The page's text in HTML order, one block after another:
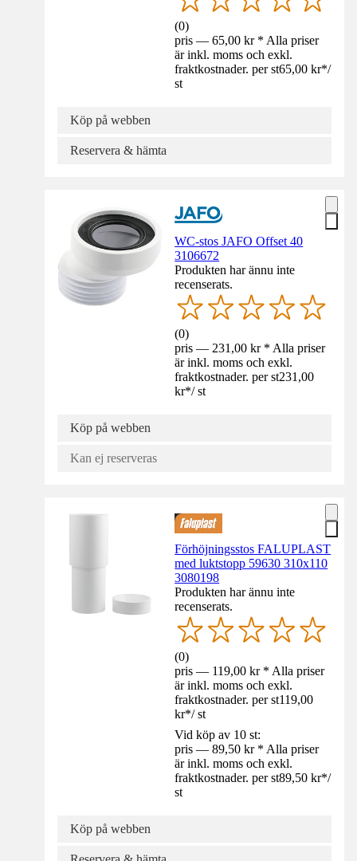
(0)
pris — 65,00 kr * Alla priser
är inkl. moms och exkl.
fraktkostnader. per st65,00 kr*/
st
Köp på webben
Reservera & hämta
WC-stos JAFO Offset 40
3106672
Produkten har ännu inte
recenserats.
(0)
pris — 231,00 kr * Alla priser
är inkl. moms och exkl.
fraktkostnader. per st231,00
kr*/ st
Köp på webben
Kan ej reserveras
Förhöjningsstos FALUPLAST
med luktstopp 59630 310x110
3080198
Produkten har ännu inte
recenserats.
(0)
pris — 119,00 kr * Alla priser
är inkl. moms och exkl.
fraktkostnader. per st119,00
kr*/ st
Vid köp av 10 st:
pris — 89,50 kr * Alla priser
är inkl. moms och exkl.
fraktkostnader. per st89,50 kr*/
st
Köp på webben